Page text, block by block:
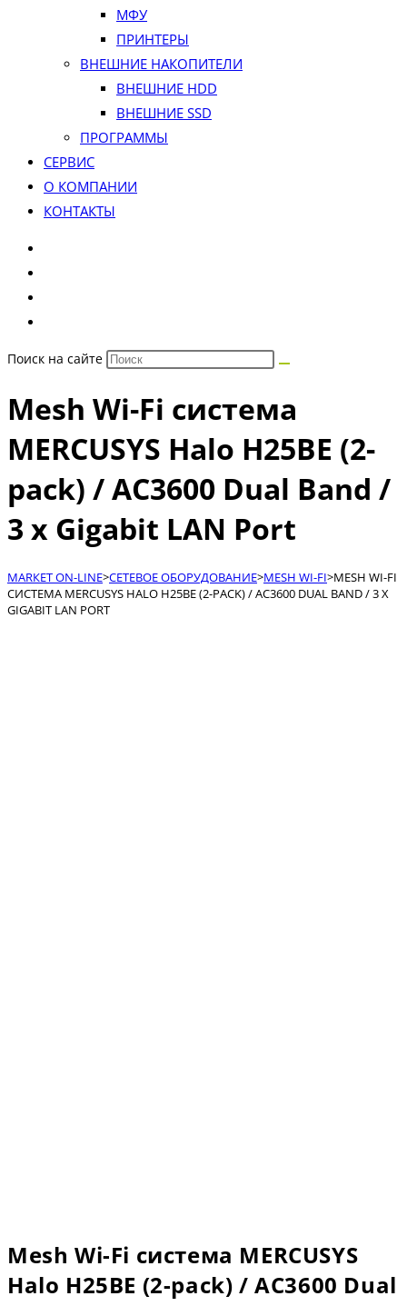
МФУ
ПРИНТЕРЫ
ВНЕШНИЕ НАКОПИТЕЛИ
ВНЕШНИЕ HDD
ВНЕШНИЕ SSD
ПРОГРАММЫ
СЕРВИС
О КОМПАНИИ
КОНТАКТЫ
Поиск на сайте
Mesh Wi-Fi система
MERCUSYS Halo H25BE (2-
pack) / AC3600 Dual Band /
3 x Gigabit LAN Port
МАRКЕТ ON-LINE>СЕТЕВОЕ ОБОРУДОВАНИЕ>MESH WI-FI>MESH WI-FI
СИСТЕМА MERCUSYS HALO H25BE (2-PACK) / AC3600 DUAL BAND / 3 X
GIGABIT LAN PORT
Mesh Wi-Fi система MERCUSYS
Halo H25BE (2-pack) / AC3600 Dual